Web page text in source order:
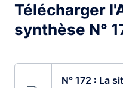
Télécharger
synthèse N°
N° 172 : La